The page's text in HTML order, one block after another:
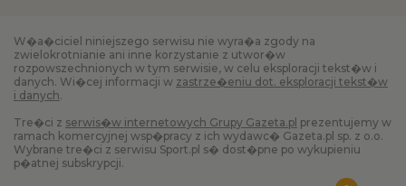
W�a�ciciel niniejszego serwisu nie wyra�a zgody na
zwielokrotnianie ani inne korzystanie z utwor�w
rozpowszechnionych w tym serwisie, w celu eksploracji tekst�w i
danych. Wi�cej informacji w zastrze�eniu dot. eksploracji tekst�w
i danych.
Tre�ci z serwis�w internetowych Grupy Gazeta.pl prezentujemy w
ramach komercyjnej wsp�pracy z ich wydawc� Gazeta.pl sp. z o.o.
Wybrane tre�ci z serwisu Sport.pl s� dost�pne po wykupieniu
p�atnej subskrypcji.